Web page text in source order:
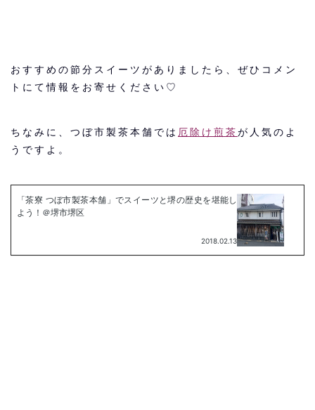
おすすめの節分スイーツがありましたら、ぜひコメン
トにて情報をお寄せください♡
ちなみに、つぼ市製茶本舗では 厄除け煎茶が人気のよ
うですよ。